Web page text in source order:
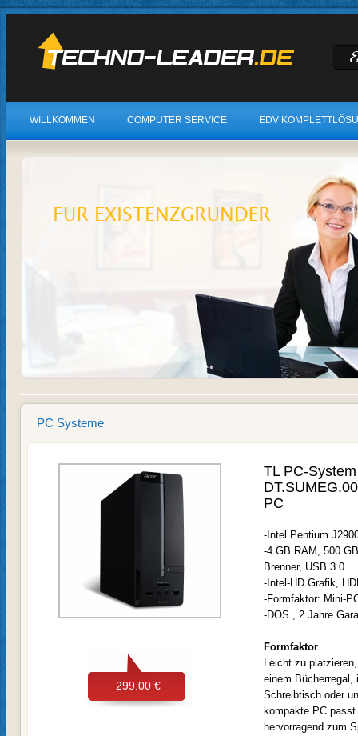
WILLKOMMEN COMPUTER SERVICE EDV
PC Systeme
299.00 €
TL PC-
PC
-Intel Pentium
-4 GB RAM, 500
Brenner, USB 3.0
-Intel-HD Grafik,
-Formfaktor: Mini-
-DOS , 2 Jahre
Formfaktor
Leicht zu
einem Bücherregal,
Schreibtisch oder
kompakte PC
hervorragend zum